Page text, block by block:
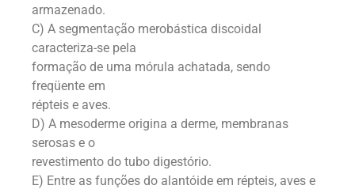
armazenado.
C) A segmentação merobástica discoidal
caracteriza-se pela
formação de uma mórula achatada, sendo
freqüente em
répteis e aves.
D) A mesoderme origina a derme, membranas
serosas e o
revestimento do tubo digestório.
E) Entre as funções do alantóide em répteis, aves e